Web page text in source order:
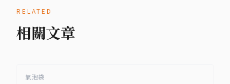
RELATED
相關文章
氣泡袋